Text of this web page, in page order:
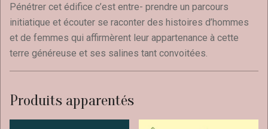
Pénétrer cet édifice c’est entre- prendre un parcours
initiatique et écouter se raconter des histoires d’hommes
et de femmes qui affirmèrent leur appartenance à cette
terre généreuse et ses salines tant convoitées.
Produits apparentés